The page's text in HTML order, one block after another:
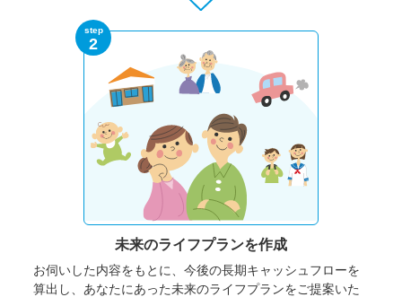
step
2
未来のライフプランを作成
お伺いした内容をもとに、今後の長期キャッシュフローを
算出し、あなたにあった未来のライフプランをご提案いた